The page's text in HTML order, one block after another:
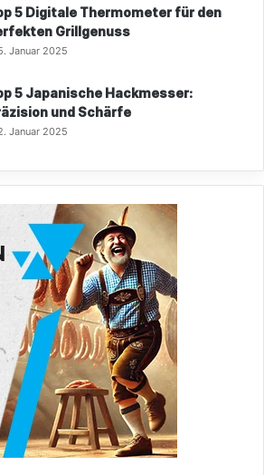
5 Digitale Thermometer für den
Grillgenuss
Januar 2025
5 Japanische Hackmesser:
und Schärfe
Januar 2025